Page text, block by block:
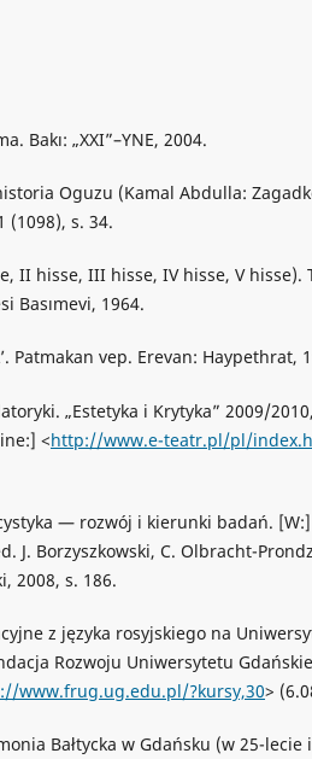
Bakı: „XXI”–YNE, 2004.
Oguzu (Kamal Abdulla:
(1098), s. 34.
II hisse, III hisse, IV hisse, V
Basımevi, 1964.
Patmakan vep. Erevan: Haypethrat,
„Estetyka i Krytyka” 2009/
<http://www.e-teatr.pl/pl/
— rozwój i kierunki badań.
J. Borzyszkowski, C. Olbracht-
2008, s. 186.
z języka rosyjskiego na
Rozwoju Uniwersytetu
www.frug.ug.edu.pl/?kursy,30>
Bałtycka w Gdańsku (w 25-lecie